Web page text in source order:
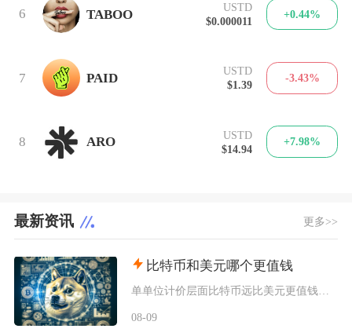
6 TABOO
USTD
$0.000011
+0.44%
7 PAID
USTD
$1.39
-3.43%
8 ARO
USTD
$14.94
+7.98%
最新资讯 更多>>
比特币和美元哪个更值钱
08-09